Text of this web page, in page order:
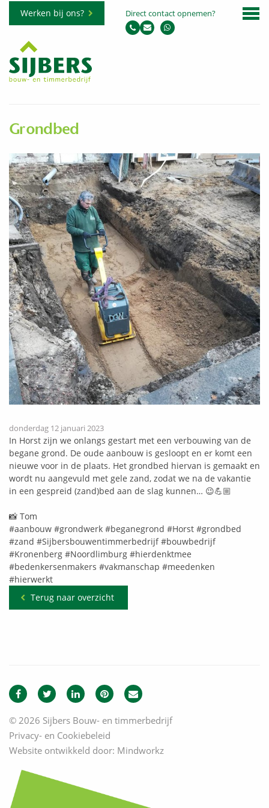
Werken bij ons? Direct contact opnemen?
Grondbed
donderdag 12 januari 2023
In Horst zijn we onlangs gestart met een verbouwing van de
begane grond. De oude aanbouw is gesloopt en er komt een
nieuwe voor in de plaats. Het grondbed hiervan is gemaakt en
wordt nu aangevuld met gele zand, zodat we na de vakantie
in een gespreid (zand)bed aan de slag kunnen… 😉💪🏼
📸 Tom
#aanbouw #grondwerk #beganegrond #Horst #grondbed
#zand #Sijbersbouwentimmerbedrijf #bouwbedrijf
#Kronenberg #Noordlimburg #hierdenktmee
#bedenkersenmakers #vakmanschap #meedenken
#hierwerkt
Terug naar overzicht
© 2026 Sijbers Bouw- en timmerbedrijf
Privacy- en Cookiebeleid
Website ontwikkeld door: Mindworkz